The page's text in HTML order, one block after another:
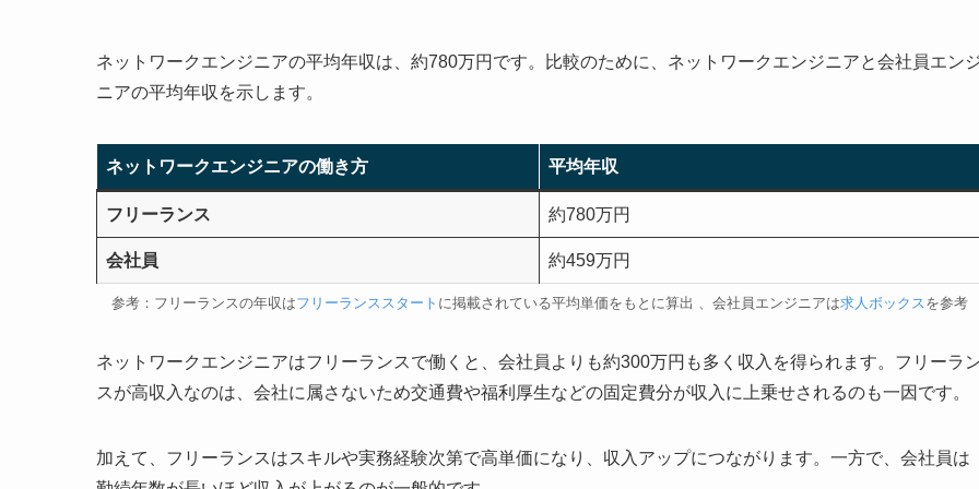
ネットワークエンジニアの平均年収は、約780万円です。比較のために、ネットワークエンジニアと会社員エン
ニアの平均年収を示します。
ネットワークエンジニアの働き方 平均年収
フリーランス 約780万円
会社員 約459万円
参考：フリーランスの年収はフリーランススタート に掲載されている平均単価をもとに算出 、会社員エンジニアは求人ボックスを参考
ネットワークエンジニアはフリーランスで働くと、会社員よりも約300万円も多く収入を得られます。フリーラ
スが高収入なのは、会社に属さないため交通費や福利厚生などの固定費分が収入に上乗せされるのも一因です。
加えて、フリーランスはスキルや実務経験次第で高単価になり、収入アップにつながります。一方で、会社員は